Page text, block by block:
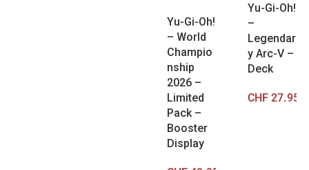
Yu-Gi-Oh!
– World
Champio
nship
2026 –
Limited
Pack –
Booster
Display
Yu-Gi-Oh!
–
Legendar
y Arc-V –
Deck
CHF 27.95